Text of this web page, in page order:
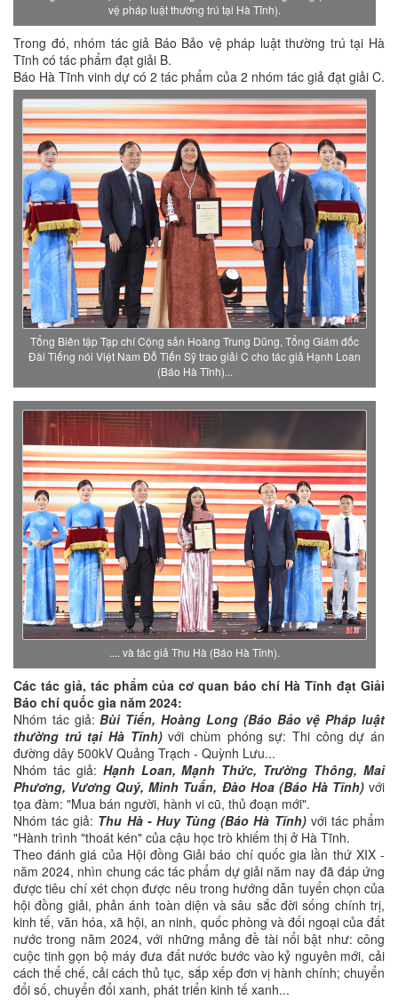
vệ pháp luật thường trú tại Hà Tĩnh).
Trong đó, nhóm tác giả Báo Bảo vệ pháp luật thường trú tại Hà
Tĩnh có tác phẩm đạt giải B.
Báo Hà Tĩnh vinh dự có 2 tác phẩm của 2 nhóm tác giả đạt giải C.
Tổng Biên tập Tạp chí Cộng sản Hoàng Trung Dũng, Tổng Giám đốc
Đài Tiếng nói Việt Nam Đỗ Tiến Sỹ trao giải C cho tác giả Hạnh Loan
(Báo Hà Tĩnh)...
.... và tác giả Thu Hà (Báo Hà Tĩnh).
Các tác giả, tác phẩm của cơ quan báo chí Hà Tĩnh đạt Giải
Báo chí quốc gia năm 2024:
Nhóm tác giả:Bùi Tiến, Hoàng Long (Báo Bảo vệ Pháp luật
thường trú tại Hà Tĩnh) với chùm phóng sự: Thi công dự án
đường dây 500kV Quảng Trạch - Quỳnh Lưu...
Nhóm tác giả: Hạnh Loan, Mạnh Thức, Trường Thông, Mai
Phương, Vương Quý, Minh Tuấn, Đào Hoa (Báo Hà Tĩnh)với
tọa đàm: "Mua bán người, hành vi cũ, thủ đoạn mới".
Nhóm tác giả: Thu Hà - Huy Tùng (Báo Hà Tĩnh) với tác phẩm
"Hành trình "thoát kén" của cậu học trò khiếm thị ở Hà Tĩnh.
Theo đánh giá của Hội đồng Giải báo chí quốc gia lần thứ XIX -
năm 2024, nhìn chung các tác phẩm dự giải năm nay đã đáp ứng
được tiêu chí xét chọn được nêu trong hướng dẫn tuyển chọn của
hội đồng giải, phản ánh toàn diện và sâu sắc đời sống chính trị,
kinh tế, văn hóa, xã hội, an ninh, quốc phòng và đối ngoại của đất
nước trong năm 2024, với những mảng đề tài nổi bật như: công
cuộc tinh gọn bộ máy đưa đất nước bước vào kỷ nguyên mới, cải
cách thể chế, cải cách thủ tục, sắp xếp đơn vị hành chính; chuyển
đổi số, chuyển đổi xanh, phát triển kinh tế xanh...